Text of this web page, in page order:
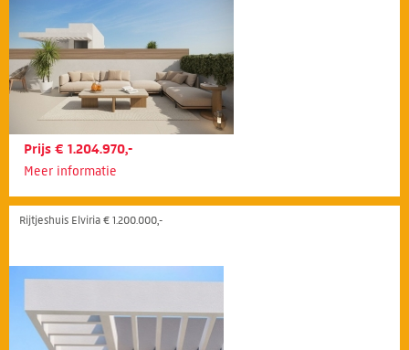
Prijs € 1.204.970,-
Meer informatie
Rijtjeshuis Elviria € 1.200.000,-